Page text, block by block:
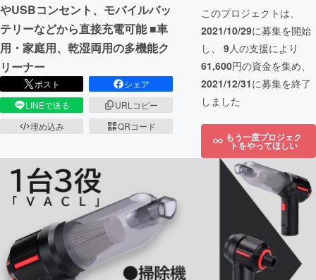
やUSBコンセント、モバイルバッ
テリーなどから直接充電可能 ■車
用・家庭用、乾湿両用の多機能ク
リーナー
ポスト
シェア
LINEで送る
URLコピー
埋め込み
QRコード
このプロジェクトは、
2021/10/29に募集を開始
し、 9人の支援により
61,600円の資金を集め、
2021/12/31に募集を終了
しました
もう一度プロジェク
トをやってほしい